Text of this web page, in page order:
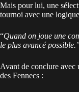
Mais pour lui, une
tournoi avec une
“Quand on joue une
le plus avancé
Avant de conclure avec
des Fennecs :